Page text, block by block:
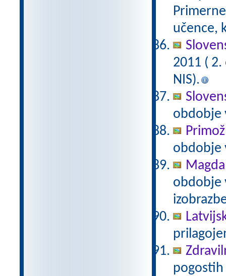
učence,
2011 (
NIS).
obdobje
obdobje
obdobje
pogostih